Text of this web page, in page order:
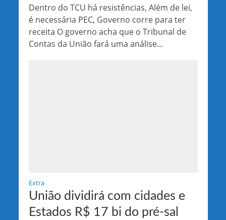
Dentro do TCU há resistências, Além de lei,
é necessária PEC, Governo corre para ter
receita O governo acha que o Tribunal de
Contas da União fará uma análise...
Extra
União dividirá com cidades e
Estados R$ 17 bi do pré-sal